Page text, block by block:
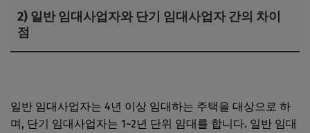
2) 일반 임대사업자와 단기 임대사업자 간의 차이
점
일반 임대사업자는 4년 이상 임대하는 주택을 대상으로 하
며, 단기 임대사업자는 1~2년 단위 임대를 합니다. 일반 임대